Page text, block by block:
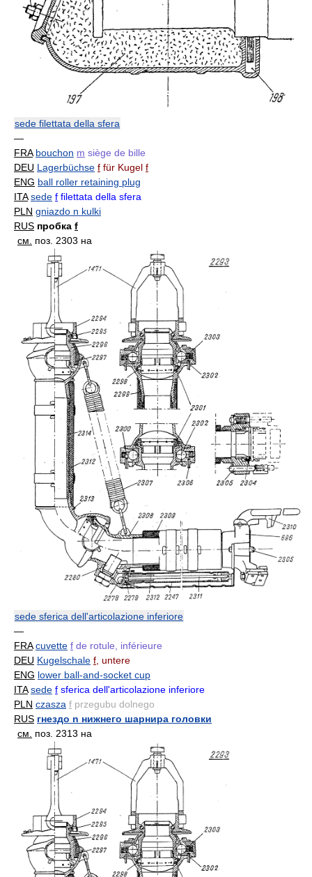
sede filettata della sfera
—
FRA bouchon m siège de bille
DEU Lagerbüchse f für Kugel f
ENG ball roller retaining plug
ITA sede f filettata della sfera
PLN gniazdo n kulki
RUS пробка f
см. поз. 2303 на
sede sferica dell'articolazione inferiore
—
FRA cuvette f de rotule, inférieure
DEU Kugelschale f , untere
ENG lower ball-and-socket cup
ITA sede f sferica dell'articolazione inferiore
PLN czasza f przegubu dolnego
RUS гнездо n нижнего шарнира головки
см.
поз. 2313 на